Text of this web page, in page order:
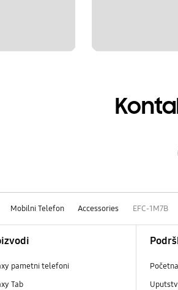
Mobilni Telefon Accessories EFC-1M7B
pametni telefoni
Tab